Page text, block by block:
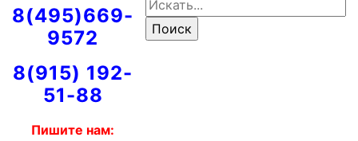
8(495)669-
9572
8(915) 192-
51-88
Пишите нам: